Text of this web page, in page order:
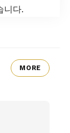
니다.
MORE